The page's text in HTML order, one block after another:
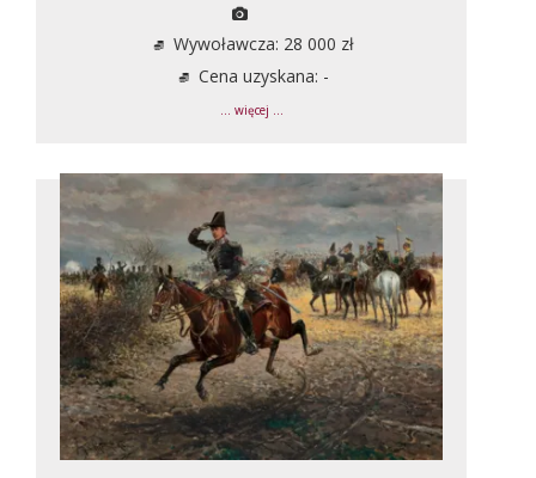
Wywoławcza: 28 000 zł
Cena uzyskana: -
... więcej ...